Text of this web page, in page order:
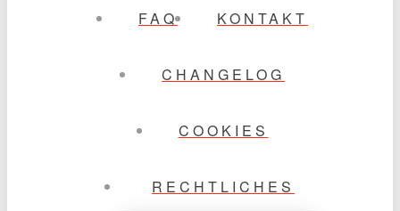
FAQ KONTAKT
CHANGELOG
COOKIES
RECHTLICHES